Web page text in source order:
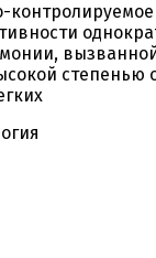
степенью